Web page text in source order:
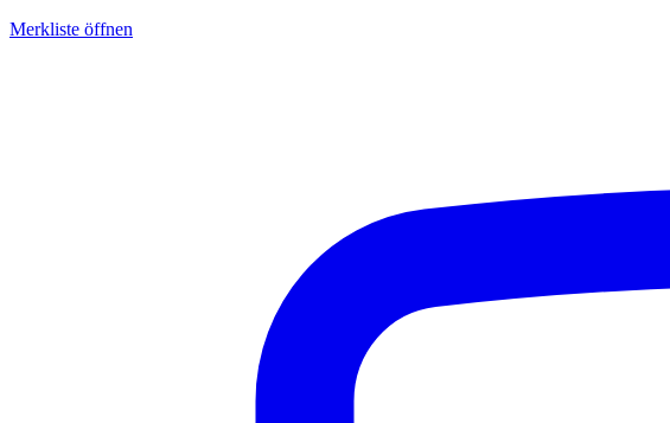
Merkliste öffnen